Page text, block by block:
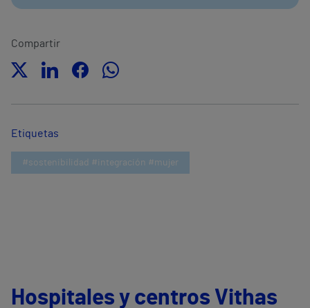
Compartir
Etiquetas
#sostenibilidad #integración #mujer
Hospitales y centros Vithas